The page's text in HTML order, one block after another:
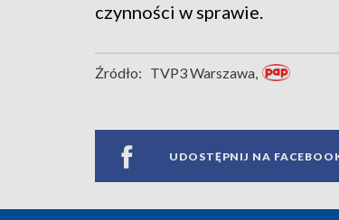
czynności w sprawie.
Źródło: TVP3 Warszawa,
UDOSTĘPNIJ NA